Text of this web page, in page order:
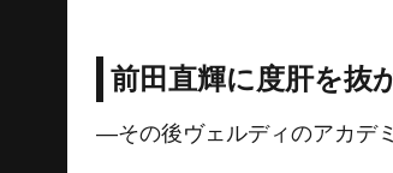
前田直輝に度肝を抜
―その後ヴェルディのアカデ